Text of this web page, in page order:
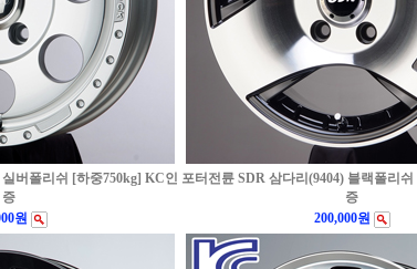
버폴리쉬 [하중750kg] KC인
증
원
포터전륜 SDR 삼다리(9404) 블랙폴리
증
200,000원